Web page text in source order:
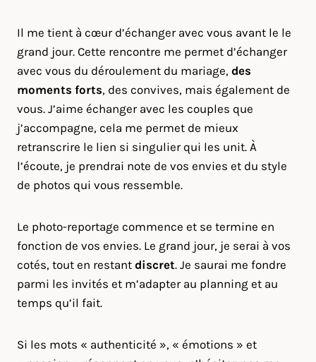
Il me tient à cœur d’échanger avec vous avant le le
grand jour. Cette rencontre me permet d’échanger
avec vous du déroulement du mariage, des
moments forts, des convives, mais également de
vous. J’aime échanger avec les couples que
j’accompagne, cela me permet de mieux
retranscrire le lien si singulier qui les unit. À
l’écoute, je prendrai note de vos envies et du style
de photos qui vous ressemble.
Le photo-reportage commence et se termine en
fonction de vos envies. Le grand jour, je serai à vos
cotés, tout en restant discret. Je saurai me fondre
parmi les invités et m’adapter au planning et au
temps qu’il fait.
Si les mots « authenticité », « émotions » et